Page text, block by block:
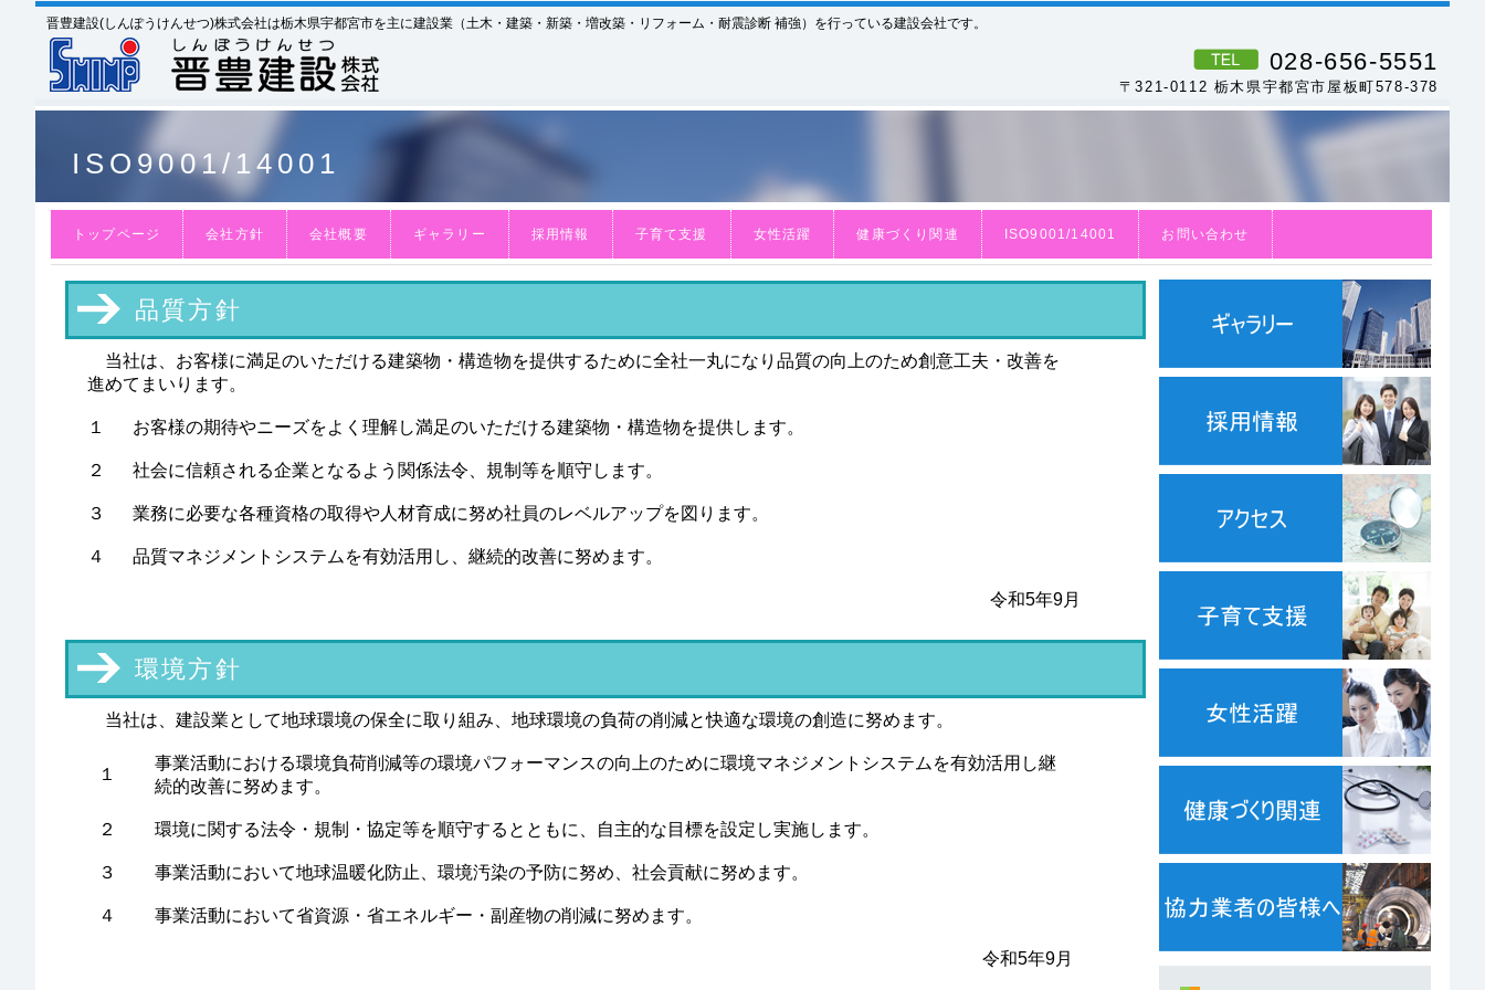
晋豊建設(しんぽうけんせつ)株式会社は栃木県宇都宮市を主に建設業（土木・建築・新築・増改築・リフォーム・耐震診断 補強）を行っている建設会社です。
028-656-5551
〒321-0112 栃木県宇都宮市屋板町578-378
ISO9001/14001
品質方針
当社は、お客様に満足のいただける建築物・構造物を提供するために全社一丸になり品質の向上のため創意工夫・改善を
進めてまいります。
１ お客様の期待やニーズをよく理解し満足のいただける建築物・構造物を提供します。
２ 社会に信頼される企業となるよう関係法令、規制等を順守します。
３ 業務に必要な各種資格の取得や人材育成に努め社員のレベルアップを図ります。
４ 品質マネジメントシステムを有効活用し、継続的改善に努めます。
令和5年9月
環境方針
当社は、建設業として地球環境の保全に取り組み、地球環境の負荷の削減と快適な環境の創造に努めます。
１
事業活動における環境負荷削減等の環境パフォーマンスの向上のために環境マネジメントシステムを有効活用し継
続的改善に努めます。
２ 環境に関する法令・規制・協定等を順守するとともに、自主的な目標を設定し実施します。
３ 事業活動において地球温暖化防止、環境汚染の予防に努め、社会貢献に努めます。
４ 事業活動において省資源・省エネルギー・副産物の削減に努めます。
令和5年9月
トップページ 会社方針 会社概要 ギャラリー 採用情報 子育て支援 女性活躍 健康づくり関連 ISO9001/14001 お問い合わせ